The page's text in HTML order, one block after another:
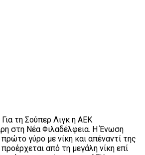
τη Σούπερ Λιγκ η ΑΕΚ
στη Νέα Φιλαδέλφεια. Η Ένωση
πρώτο γύρο με νίκη και απέναντί της
από τη μεγάλη νίκη επί